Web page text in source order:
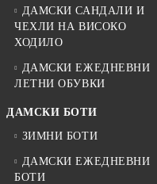
ДАМСКИ САНДАЛИ И
ЧЕХЛИ НА ВИСОКО
ХОДИЛО
ДАМСКИ ЕЖЕДНЕВНИ
ЛЕТНИ ОБУВКИ
ДАМСКИ БОТИ
ЗИМНИ БОТИ
ДАМСКИ ЕЖЕДНЕВНИ
БОТИ